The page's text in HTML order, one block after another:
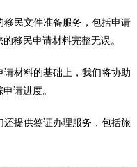
民文件准备服务，包括申请
移民申请材料完整无误。
材料的基础上，我们将协助
请进度。
提供签证办理服务，包括旅